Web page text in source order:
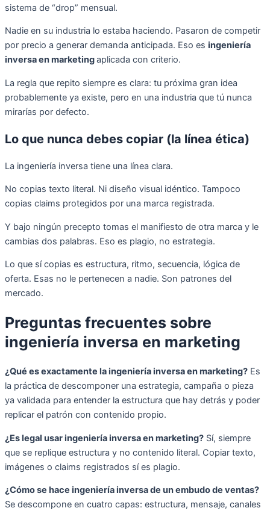
sistema de “drop” mensual.
Nadie en su industria lo estaba haciendo. Pasaron de competir
por precio a generar demanda anticipada. Eso es ingeniería
inversa en marketingaplicada con criterio.
La regla que repito siempre es clara: tu próxima gran idea
probablemente ya existe, pero en una industria que tú nunca
mirarías por defecto.
Lo que nunca debes copiar (la línea ética)
La ingeniería inversa tiene una línea clara.
No copias texto literal. Ni diseño visual idéntico. Tampoco
copias claims protegidos por una marca registrada.
Y bajo ningún precepto tomas el manifiesto de otra marca y le
cambias dos palabras. Eso es plagio, no estrategia.
Lo que sí copias es estructura, ritmo, secuencia, lógica de
oferta. Esas no le pertenecen a nadie. Son patrones del
mercado.
Preguntas frecuentes sobre
ingeniería inversa en marketing
¿Qué es exactamente la ingeniería inversa en marketing? Es
la práctica de descomponer una estrategia, campaña o pieza
ya validada para entender la estructura que hay detrás y poder
replicar el patrón con contenido propio.
¿Es legal usar ingeniería inversa en marketing? Sí, siempre
que se replique estructura y no contenido literal. Copiar texto,
imágenes o claims registrados sí es plagio.
¿Cómo se hace ingeniería inversa de un embudo de ventas?
Se descompone en cuatro capas: estructura, mensaje, canales